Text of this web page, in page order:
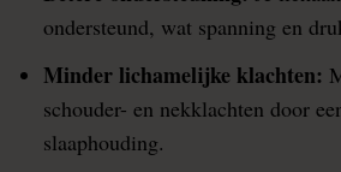
ondersteund, wat spanning en
Minder lichamelijke klachten:
schouder- en nekklachten door
slaaphouding.